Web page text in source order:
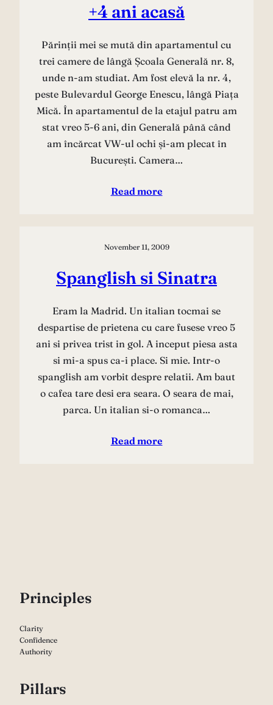
+4 ani acasă
Părinții mei se mută din apartamentul cu
trei camere de lângă Școala Generală nr. 8,
unde n-am studiat. Am fost elevă la nr. 4,
peste Bulevardul George Enescu, lângă Piața
Mică. În apartamentul de la etajul patru am
stat vreo 5-6 ani, din Generală până când
am încărcat VW-ul ochi și-am plecat în
București. Camera…
Read more
November 11, 2009
Spanglish si Sinatra
Eram la Madrid. Un italian tocmai se
despartise de prietena cu care fusese vreo 5
ani si privea trist in gol. A inceput piesa asta
si mi-a spus ca-i place. Si mie. Intr-o
spanglish am vorbit despre relatii. Am baut
o cafea tare desi era seara. O seara de mai,
parca. Un italian si-o romanca…
Read more
Principles
Clarity
Confidence
Authority
Pillars